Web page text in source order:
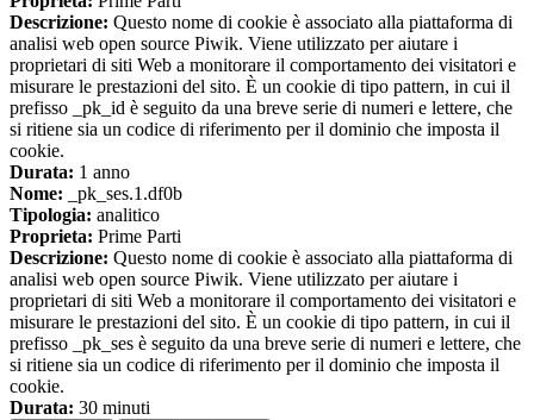
Descrizione: Questo nome di cookie è associato alla piattaforma di
analisi web open source Piwik. Viene utilizzato per aiutare i
proprietari di siti Web a monitorare il comportamento dei visitatori e
misurare le prestazioni del sito. È un cookie di tipo pattern, in cui il
prefisso _pk_id è seguito da una breve serie di numeri e lettere, che
si ritiene sia un codice di riferimento per il dominio che imposta il
cookie.
Durata: 1 anno
Nome: _pk_ses.1.df0b
Tipologia: analitico
Proprieta: Prime Parti
Descrizione: Questo nome di cookie è associato alla piattaforma di
analisi web open source Piwik. Viene utilizzato per aiutare i
proprietari di siti Web a monitorare il comportamento dei visitatori e
misurare le prestazioni del sito. È un cookie di tipo pattern, in cui il
prefisso _pk_ses è seguito da una breve serie di numeri e lettere, che
si ritiene sia un codice di riferimento per il dominio che imposta il
cookie.
Durata: 30 minuti